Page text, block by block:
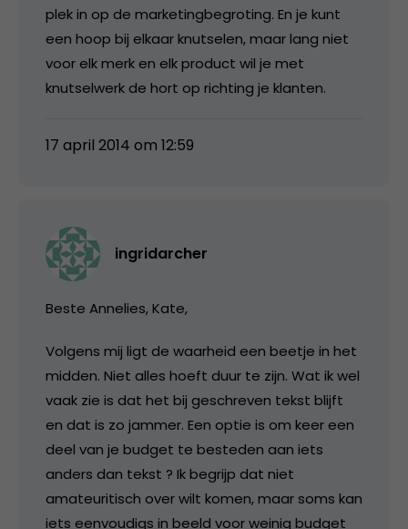
plek in op de marketingbegroting. En je kunt
een hoop bij elkaar knutselen, maar lang niet
voor elk merk en elk product wil je met
knutselwerk de hort op richting je klanten.
17 april 2014 om 12:59
ingridarcher
Beste Annelies, Kate,
Volgens mij ligt de waarheid een beetje in het
midden. Niet alles hoeft duur te zijn. Wat ik wel
vaak zie is dat het bij geschreven tekst blijft
en dat is zo jammer. Een optie is om keer een
deel van je budget te besteden aan iets
anders dan tekst ? Ik begrijp dat niet
amateuritisch over wilt komen, maar soms kan
iets eenvoudigs in beeld voor weinig budget